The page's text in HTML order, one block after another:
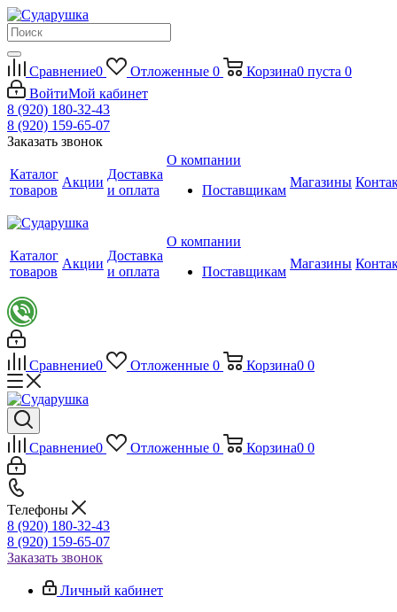
Сравнение0 Отложенные 0 Корзина0 пуста 0
ВойтиМой кабинет
8 (920) 180-32-43
8 (920) 159-65-07
Заказать звонок
Каталог
товаров
Акции
Доставка
и оплата
О компании
Поставщикам
Магазины
Каталог
товаров
Акции
Доставка
и оплата
О компании
Поставщикам
Магазины
Сравнение0 Отложенные 0 Корзина0 0
Сравнение0 Отложенные 0 Корзина0 0
Телефоны
8 (920) 180-32-43
8 (920) 159-65-07
Заказать звонок
Личный кабинет